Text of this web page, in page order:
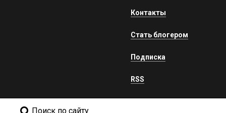
Контакты
Стать блогером
Подписка
RSS
Поиск по сайту